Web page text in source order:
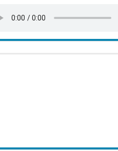
milliards de francs CFA